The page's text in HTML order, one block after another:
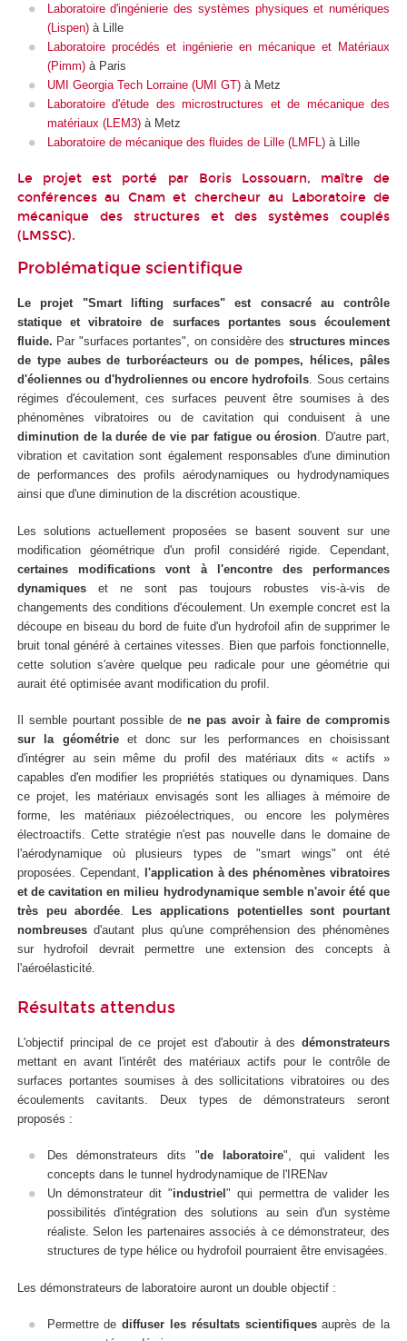
Laboratoire d'ingénierie des systèmes physiques et numériques
(Lispen)à Lille
Laboratoire procédés et ingénierie en mécanique et Matériaux
(Pimm)à Paris
UMI Georgia Tech Lorraine (UMI GT)à Metz
Laboratoire d'étude des microstructures et de mécanique des
matériaux (LEM3)à Metz
Laboratoire de mécanique des fluides de Lille (LMFL)à Lille
Le projet est porté par Boris Lossouarn, maître de
conférences au Cnam et chercheur au Laboratoire de
mécanique des structures et des systèmes couplés
(LMSSC).
Problématique scientifique
Le projet "Smart lifting surfaces" est consacré au contrôle
statique et vibratoire de surfaces portantes sous écoulement
fluide. Par "surfaces portantes", on considère des structures minces
de type aubes de turboréacteurs ou de pompes, hélices, pâles
d'éoliennes ou d'hydroliennes ou encore hydrofoils. Sous certains
régimes d'écoulement, ces surfaces peuvent être soumises à des
phénomènes vibratoires ou de cavitation qui conduisent à une
diminution de la durée de vie par fatigue ou érosion. D'autre part,
vibration et cavitation sont également responsables d'une diminution
de performances des profils aérodynamiques ou hydrodynamiques
ainsi que d'une diminution de la discrétion acoustique.
Les solutions actuellement proposées se basent souvent sur une
modification géométrique d'un profil considéré rigide. Cependant,
certaines modifications vont à l'encontre des performances
dynamiques et ne sont pas toujours robustes vis-à-vis de
changements des conditions d'écoulement. Un exemple concret est la
découpe en biseau du bord de fuite d'un hydrofoil afin de supprimer le
bruit tonal généré à certaines vitesses. Bien que parfois fonctionnelle,
cette solution s'avère quelque peu radicale pour une géométrie qui
aurait été optimisée avant modification du profil.
Il semble pourtant possible de ne pas avoir à faire de compromis
sur la géométrieet donc sur les performances en choisissant
d'intégrer au sein même du profil des matériaux dits « actifs »
capables d'en modifier les propriétés statiques ou dynamiques. Dans
ce projet, les matériaux envisagés sont les alliages à mémoire de
forme, les matériaux piézoélectriques, ou encore les polymères
électroactifs. Cette stratégie n'est pas nouvelle dans le domaine de
l'aérodynamique où plusieurs types de "smart wings" ont été
proposées. Cependant,
l'application à des phénomènes vibratoires
et de cavitation en milieu hydrodynamique semble n'avoir été que
très peu abordée. Les applications potentielles sont pourtant
nombreusesd'autant plus qu'une compréhension des phénomènes
sur hydrofoil devrait permettre une extension des concepts à
l'aéroélasticité.
Résultats attendus
L'objectif principal de ce projet est d'aboutir à des démonstrateurs
mettant en avant l'intérêt des matériaux actifs pour le contrôle de
surfaces portantes soumises à des sollicitations vibratoires ou des
écoulements cavitants. Deux types de démonstrateurs seront
proposés :
Des démonstrateurs dits "de laboratoire", qui valident les
concepts dans le tunnel hydrodynamique de l'IRENav
Un démonstrateur dit "industriel " qui permettra de valider les
possibilités d'intégration des solutions au sein d'un système
réaliste. Selon les partenaires associés à ce démonstrateur, des
structures de type hélice ou hydrofoil pourraient être envisagées.
Les démonstrateurs de laboratoire auront un double objectif :
Permettre dediffuser les résultats scientifiquesauprès de la